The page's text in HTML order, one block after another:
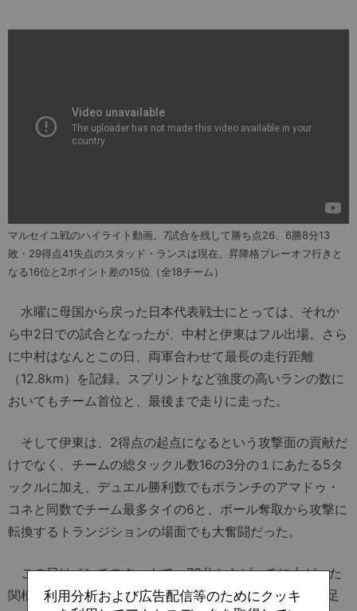
マルセイユ戦のハイライト動画。7試合を残して勝ち点26、6勝8分13
敗・29得点41失点のスタッド・ランスは現在、昇降格プレーオフ行きと
なる16位と2ポイント差の15位（全18チーム）
水曜に母国から戻った日本代表戦士にとっては、それか
ら中2日での試合となったが、中村と伊東はフル出場。さら
に中村はなんとこの日、両軍合わせて最長の走行距離
（12.8km）を記録。スプリントなど強度の高いランの数に
おいてもチーム首位と、最後まで走りに走った。
そして伊東は、2得点の起点になるという攻撃面の貢献だ
けでなく、チームの総タックル数16の3分の１にあたる5タ
ックルに加え、デュエル勝利数でもボランチのアマドゥ・
コネと同数でチーム最多タイの6と、ボール奪取から攻撃に
転換するトランジションの場面でも大奮闘だった。
この日はベンチスタートで、73分からピッチに上がった
関根大輝も、終盤にマルセイユの攻めの中心を担った俊足
利用分析および広告配信等のためにクッキ